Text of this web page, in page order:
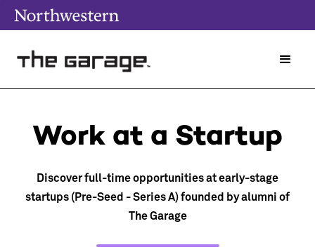
Work at a Startup
Discover full-time opportunities at early-stage
startups (Pre-Seed - Series A) founded by alumni of
The Garage